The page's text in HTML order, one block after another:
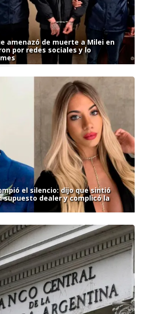
amenazó de muerte a Milei en
por redes sociales y lo
el silencio: dijo que sintió
supuesto dealer y complicó la